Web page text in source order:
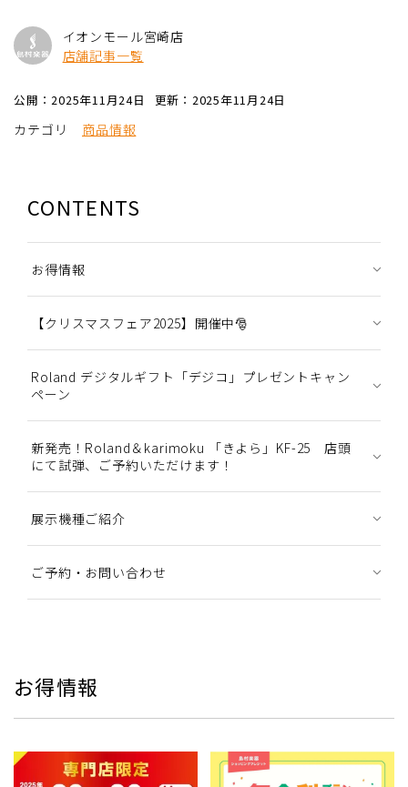
イオンモール宮崎店
店舗記事一覧
公開：2025年11月24日 更新：2025年11月24日
カテゴリ 商品情報
CONTENTS
お得情報
【クリスマスフェア2025】開催中🎅
Roland デジタルギフト「デジコ」プレゼントキャン
ペーン
新発売！Roland＆karimoku 「きよら」KF-25 店頭
にて試弾、ご予約いただけます！
展示機種ご紹介
ご予約・お問い合わせ
お得情報